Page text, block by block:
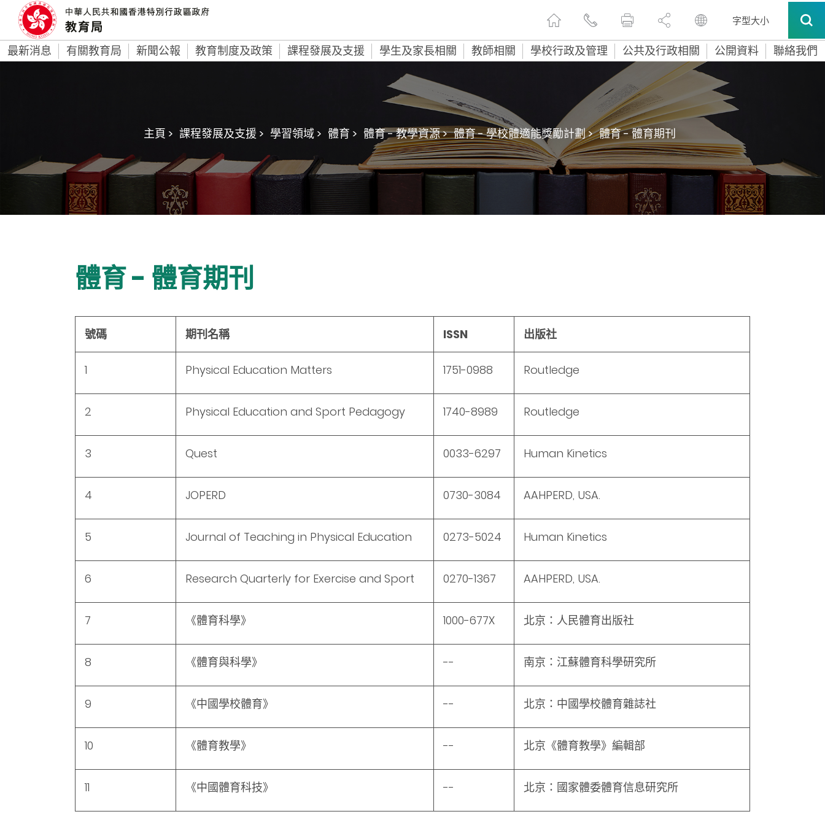
字型大小
最新消息 有關教育局 新聞公報 教育制度及政策 課程發展及支援 學生及家長相關 教師相關 學校行政及管理 公共及行政相關 公開資料 聯絡我們
主頁 > 課程發展及支援 > 學習領域 > 體育 > 體育 - 教學資源 > 體育 - 學校體適能獎勵計劃 > 體育 - 體育期刊
體育 - 體育期刊
號碼 期刊名稱 ISSN 出版社
1 Physical Education Matters 1751-0988 Routledge
2 Physical Education and Sport Pedagogy 1740-8989 Routledge
3 Quest 0033-6297 Human Kinetics
4 JOPERD 0730-3084 AAHPERD, USA.
5 Journal of Teaching in Physical Education 0273-5024 Human Kinetics
6 Research Quarterly for Exercise and Sport 0270-1367 AAHPERD, USA.
7 《體育科學》 1000-677X 北京：人民體育出版社
8 《體育與科學》 -- 南京：江蘇體育科學研究所
9 《中國學校體育》 -- 北京：中國學校體育雜誌社
10 《體育教學》 -- 北京《體育教學》編輯部
11 《中國體育科技》 -- 北京：國家體委體育信息研究所